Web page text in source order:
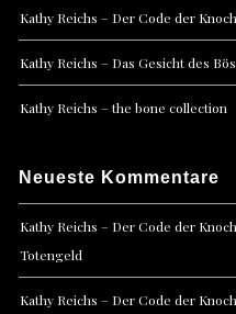
Kathy Reichs – Der Code der
Kathy Reichs – Das Gesicht des
Kathy Reichs – the bone collection
Neueste Kommentare
Kathy Reichs – Der Code der
Totengeld
Kathy Reichs – Der Code der